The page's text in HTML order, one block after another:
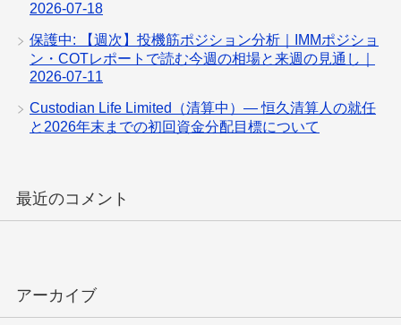
2026-07-18
保護中: 【週次】投機筋ポジション分析｜IMMポジショ
ン・COTレポートで読む今週の相場と来週の見通し｜
2026-07-11
Custodian Life Limited（清算中）— 恒久清算人の就任
と2026年末までの初回資金分配目標について
最近のコメント
アーカイブ